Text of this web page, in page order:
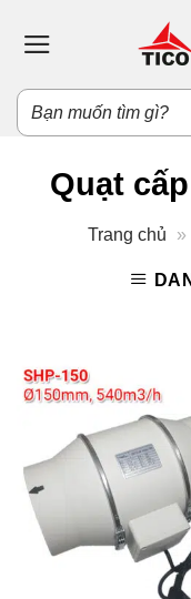
qua
dung
Tìm
kiếm
sản
Quạt
Trang chủ »